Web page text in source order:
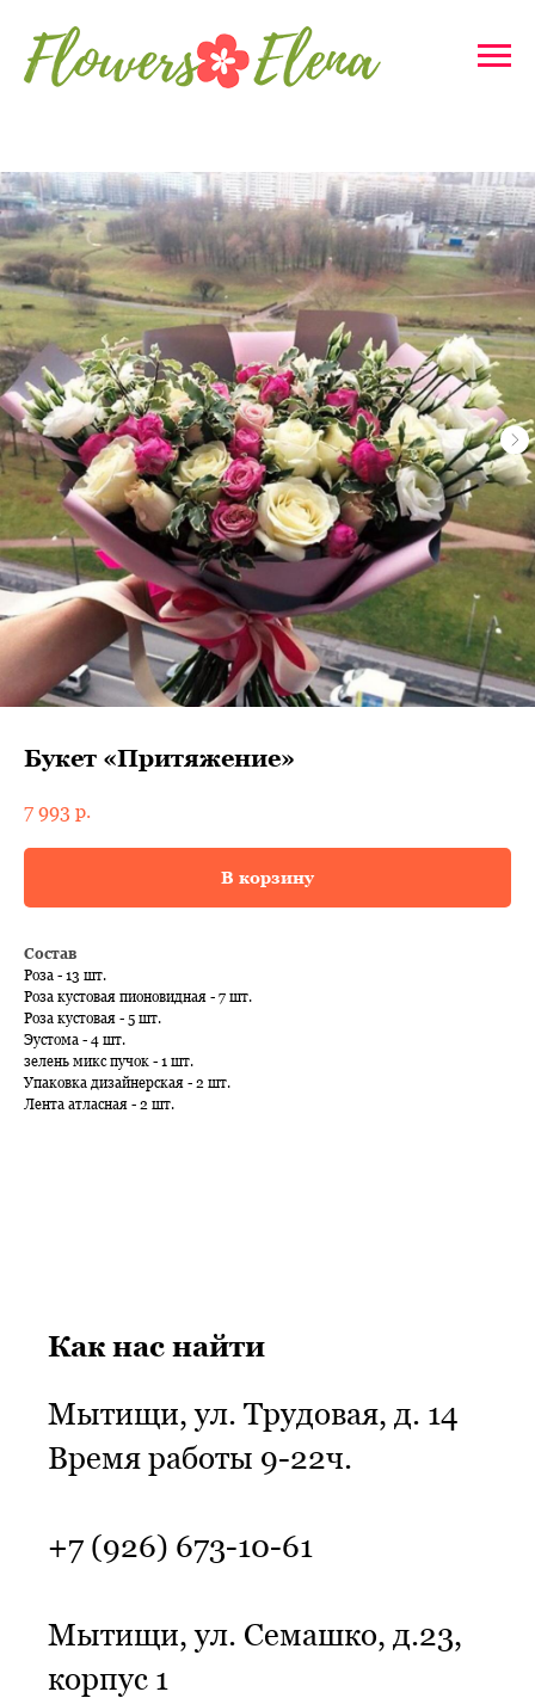
Букет «Притяжение»
7 993 р.
В корзину
Состав
Роза - 13 шт.
Роза кустовая пионовидная - 7 шт.
Роза кустовая - 5 шт.
Эустома - 4 шт.
зелень микс пучок - 1 шт.
Упаковка дизайнерская - 2 шт.
Лента атласная - 2 шт.
Как нас найти
Мытищи, ул. Трудовая, д. 14
Время работы 9-22ч.
+7 (926) 673-10-61
Мытищи, ул. Семашко, д.23,
корпус 1